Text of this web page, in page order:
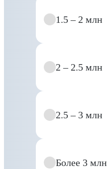
1.5 – 2 млн
2 – 2.5 млн
2.5 – 3 млн
Более 3 млн